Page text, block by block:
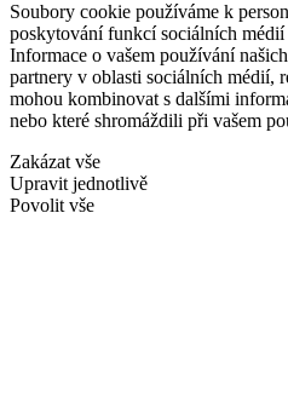
Soubory cookie používáme k
poskytování funkcí sociálních médií
Informace o vašem používání
partnery v oblasti sociálních médií,
mohou kombinovat s dalšími
nebo které shromáždili při vašem
Zakázat vše
Upravit jednotlivě
Povolit vše